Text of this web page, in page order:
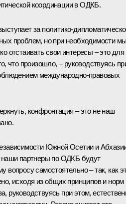
координации в ОДКБ.
за политико-
проблем, но при необходимости
отстаивать свои интересы – это для
что произошло, – руководствуясь
международно-правовых
конфронтация – это не наш
Южной Осетии и
наши партнеры по ОДКБ будут
вопросу самостоятельно – так, как
исходя из общих принципов и норм
руководствуясь при этом,